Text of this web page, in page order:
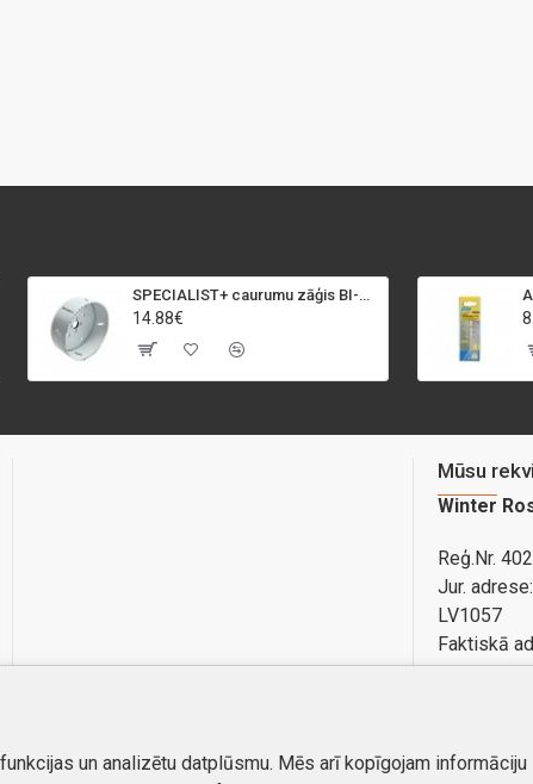
SPECIALIST+ caurumu zāģis BI-METAL, 98 mm
14.88€
Mūsu
Winter
Reģ.Nr.
Jur. adrese:
LV1057
Faktiskā
Bankas
Tel.:
un analizētu datplūsmu. Mēs arī kopīgojam informāciju